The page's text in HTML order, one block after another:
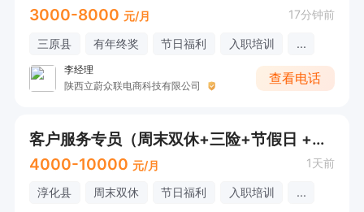
3000-8000 元/月 17分钟前
三原县 有年终奖 节日福利 入职培训 ...
李经理
陕西立蔚众联电商科技有限公司
查看电话
客户服务专员（周末双休+三险+节假日 +旅游团建）
4000-10000 元/月 1天前
淳化县 周末双休 节日福利 入职培训 ...